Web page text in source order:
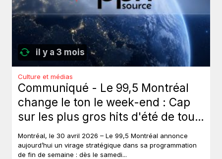
il y a 3 mois
Culture et médias
Communiqué - Le 99,5 Montréal
change le ton le week-end : Cap
sur les plus gros hits d'été de tous
les temps, sans toucher à ses voix
fortes en semaine.
Montréal, le 30 avril 2026 – Le 99,5 Montréal annonce
aujourd’hui un virage stratégique dans sa programmation
de fin de semaine : dès le samedi...